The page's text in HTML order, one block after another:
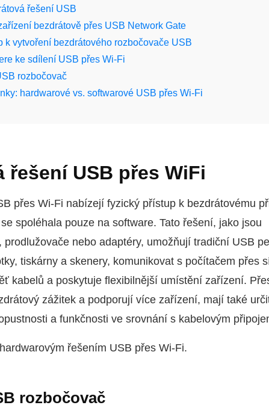
řešení USB
bezdrátově přes USB Network Gate
k vytvoření bezdrátového rozbočovače USB
ke sdílení USB přes Wi‑Fi
rozbočovač
hardwarové vs. softwarové USB přes Wi‑Fi
řešení USB přes WiFi
přes Wi‑Fi nabízejí fyzický přístup k bezdrátovému
spoléhala pouze na software. Tato řešení, jako jsou
prodlužovače nebo adaptéry, umožňují tradiční USB
tiskárny a skenery, komunikovat s počítačem přes
kabelů a poskytuje flexibilnější umístění zařízení.
zážitek a podporují více zařízení, mají také
a funkčnosti ve srovnání s kabelovým
řešením USB přes Wi‑Fi.
rozbočovač